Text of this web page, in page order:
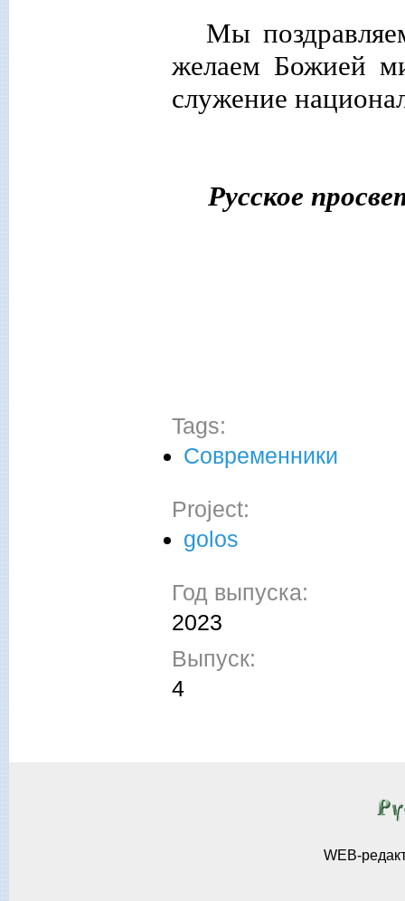
Мы
желаем Божией
служение
Русское
Tags:
Современники
Project:
golos
Год выпуска:
2023
Выпуск:
4
WEB-